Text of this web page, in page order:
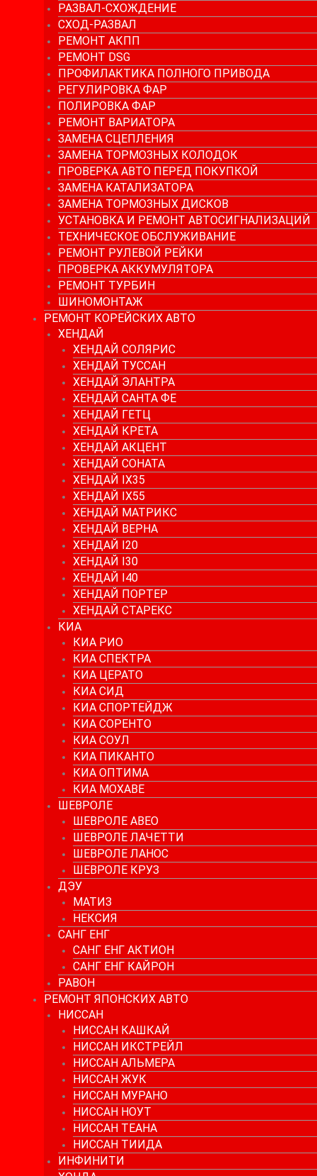
РАЗВАЛ-СХОЖДЕНИЕ
СХОД-РАЗВАЛ
РЕМОНТ АКПП
РЕМОНТ DSG
ПРОФИЛАКТИКА ПОЛНОГО ПРИВОДА
РЕГУЛИРОВКА ФАР
ПОЛИРОВКА ФАР
РЕМОНТ ВАРИАТОРА
ЗАМЕНА СЦЕПЛЕНИЯ
ЗАМЕНА ТОРМОЗНЫХ КОЛОДОК
ПРОВЕРКА АВТО ПЕРЕД ПОКУПКОЙ
ЗАМЕНА КАТАЛИЗАТОРА
ЗАМЕНА ТОРМОЗНЫХ ДИСКОВ
УСТАНОВКА И РЕМОНТ АВТОСИГНАЛИЗАЦИЙ
ТЕХНИЧЕСКОЕ ОБСЛУЖИВАНИЕ
РЕМОНТ РУЛЕВОЙ РЕЙКИ
ПРОВЕРКА АККУМУЛЯТОРА
РЕМОНТ ТУРБИН
ШИНОМОНТАЖ
РЕМОНТ КОРЕЙСКИХ АВТО
ХЕНДАЙ
ХЕНДАЙ СОЛЯРИС
ХЕНДАЙ ТУССАН
ХЕНДАЙ ЭЛАНТРА
ХЕНДАЙ САНТА ФЕ
ХЕНДАЙ ГЕТЦ
ХЕНДАЙ КРЕТА
ХЕНДАЙ АКЦЕНТ
ХЕНДАЙ СОНАТА
ХЕНДАЙ IX35
ХЕНДАЙ IX55
ХЕНДАЙ МАТРИКС
ХЕНДАЙ ВЕРНА
ХЕНДАЙ I20
ХЕНДАЙ I30
ХЕНДАЙ I40
ХЕНДАЙ ПОРТЕР
ХЕНДАЙ СТАРЕКС
КИА
КИА РИО
КИА СПЕКТРА
КИА ЦЕРАТО
КИА СИД
КИА СПОРТЕЙДЖ
КИА СОРЕНТО
КИА СОУЛ
КИА ПИКАНТО
КИА ОПТИМА
КИА МОХАВЕ
ШЕВРОЛЕ
ШЕВРОЛЕ АВЕО
ШЕВРОЛЕ ЛАЧЕТТИ
ШЕВРОЛЕ ЛАНОС
ШЕВРОЛЕ КРУЗ
ДЭУ
МАТИЗ
НЕКСИЯ
САНГ ЕНГ
САНГ ЕНГ АКТИОН
САНГ ЕНГ КАЙРОН
РАВОН
РЕМОНТ ЯПОНСКИХ АВТО
НИССАН
НИССАН КАШКАЙ
НИССАН ИКСТРЕЙЛ
НИССАН АЛЬМЕРА
НИССАН ЖУК
НИССАН МУРАНО
НИССАН НОУТ
НИССАН ТЕАНА
НИССАН ТИИДА
ИНФИНИТИ